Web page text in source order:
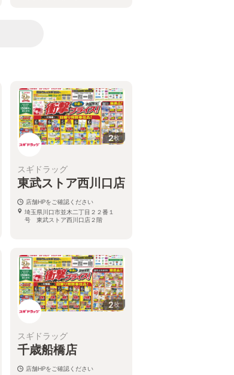
2枚
スギドラッグ
東武ストア西川口店
店舗HPをご確認ください
埼玉県川口市並木二丁目２２番１
号 東武ストア西川口店２階
2枚
スギドラッグ
千歳船橋店
店舗HPをご確認ください